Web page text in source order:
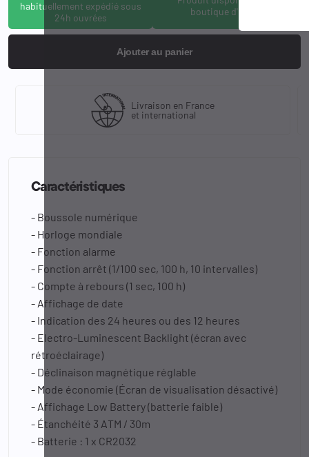
habituellement expédié sous
24h ouvrées
boutique d'Osny
Ajouter au panier
Livraison en France
et international
Caractéristiques
- Boussole numérique
- Horloge mondiale
- Fonction alarme
- Fonction arrêt (1/100 sec, 100 h, 10 intervalles)
- Compte à rebours (1 sec, 100 h)
- Affichage de date
- Indication des 24 heures ou des 12 heures
- Electro-Luminescent Backlight (écran avec
rétroéclairage)
- Déclinaison magnétique réglable
- Mode économie (Écran de visualisation désactivé)
- Affichage Low Battery (batterie faible)
- Étanchéité 3 ATM / 30m
- Batterie : 1 x CR2032